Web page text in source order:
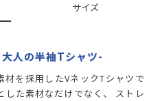
カートに入れる
サイズ
人の半袖Tシャツ-
を採用したVネックTシャツで
した素材なだけでなく、 ストレ